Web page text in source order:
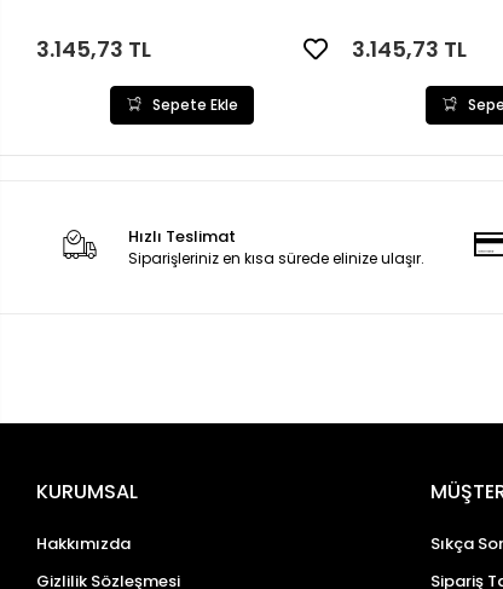
3.145,73 TL
Sepete Ekle
3.145,73 TL
Hızlı Teslimat
Siparişleriniz en kısa sürede elinize ulaşır.
KURUMSAL
Hakkımızda
Gizlilik Sözleşmesi
Sıkça
Sipariş